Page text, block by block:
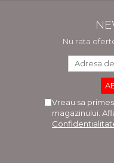
Nu rata
Vreau sa
magazinului.